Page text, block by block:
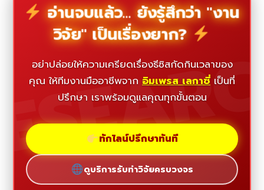
อ่านจบแล้ว... ยังรู้สึกว่า "งาน
วิจัย" เป็นเรื่องยาก?
อย่าปล่อยให้ความเครียดเรื่องธีซิสกัดกินเวลาของ
คุณ ให้ทีมงานมืออาชีพจาก อิมเพรส เลกาซี่ เป็นที่
ปรึกษา เราพร้อมดูแลคุณทุกขั้นตอน
ทักไลน์ปรึกษาทันที
ดูบริการรับทำวิจัยครบวงจร